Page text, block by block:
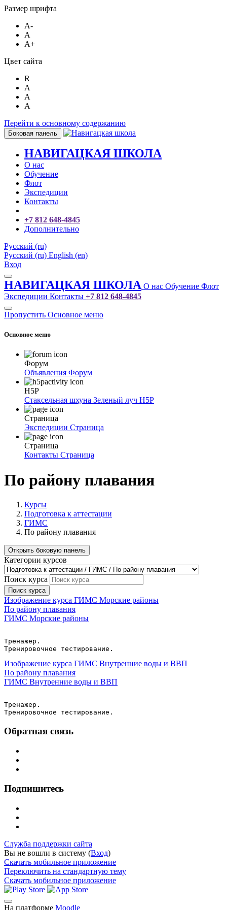
Размер шрифта
A-
A
A+
Цвет сайта
R
A
A
A
Перейти к основному содержанию
Боковая панель
НАВИГАЦКАЯ ШКОЛА
О нас
Обучение
Флот
Экспедиции
Контакты
+7 812 648-4845
Дополнительно
Русский ‎(ru)‎
Русский ‎(ru)‎ English ‎(en)‎
Вход
НАВИГАЦКАЯ ШКОЛА О нас Обучение Флот
Экспедиции Контакты +7 812 648-4845
Пропустить Основное меню
Основное меню
Форум
Объявления Форум
H5P
Стаксельная шхуна Зеленый луч H5P
Страница
Экспедиции Страница
Страница
Контакты Страница
По району плавания
Курсы
Подготовка к аттестации
ГИМС
По району плавания
Открыть боковую панель
Категории курсов
Поиск курса
Поиск курса
Изображение курса ГИМС Морские районы
По району плавания
ГИМС Морские районы
Тренажер.
Тренировочное тестирование.
Изображение курса ГИМС Внутренние воды и ВВП
По району плавания
ГИМС Внутренние воды и ВВП
Тренажер.
Тренировочное тестирование.
Обратная связь
Подпишитесь
Служба поддержки сайта
Вы не вошли в систему (Вход)
Скачать мобильное приложение
Переключить на стандартную тему
Скачать мобильное приложение
На платформе Moodle